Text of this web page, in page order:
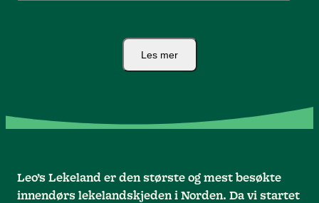
Les mer
Leo’s Lekeland er den største og mest besøkte
innendørs lekelandskjeden i Norden. Da vi startet